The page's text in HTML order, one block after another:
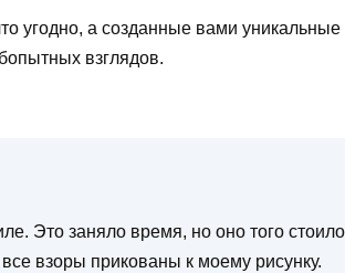
угодно, а созданные вами уникальные
взглядов.
Это заняло время, но оно того
взоры прикованы к моему рисунку.